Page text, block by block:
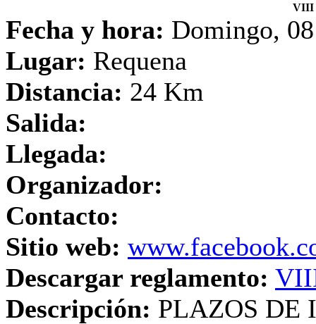
VIII
Fecha y hora: Domingo,
Lugar: Requena
Distancia: 24 Km
Salida:
Llegada:
Organizador:
Contacto:
Sitio web:
Descargar reglamento:
Descripción: PLAZOS DE